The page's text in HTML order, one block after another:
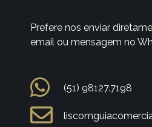
Prefere nos enviar
email ou mensagem no
(51) 98127.7198